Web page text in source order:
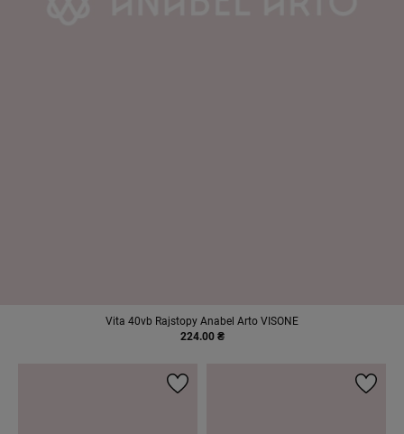
Vita 40vb Rajstopy Anabel Arto VISONE
224.00 ₴